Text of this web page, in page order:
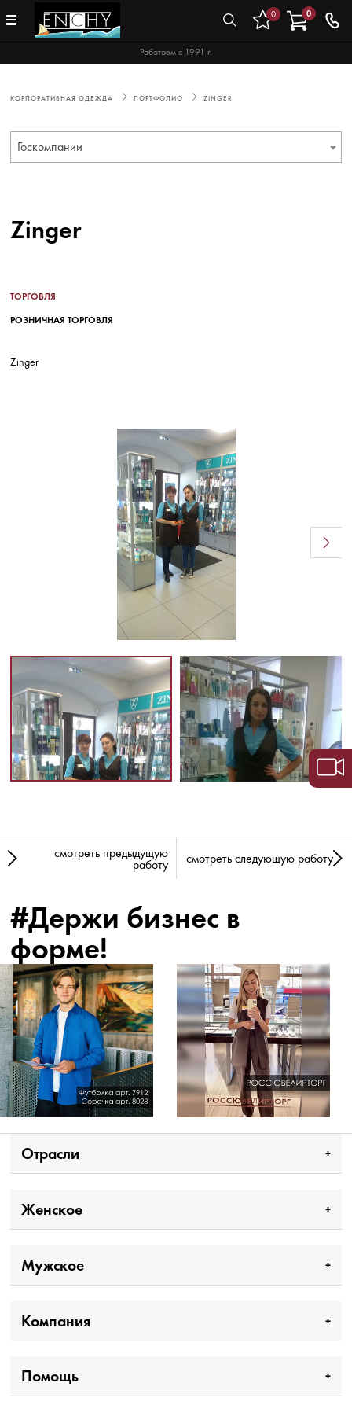
Работаем с 1991 г.
0 0
КОРПОРАТИВНАЯ ОДЕЖДА ПОРТФОЛИО ZINGER
Госкомпании
Zinger
ТОРГОВЛЯ
РОЗНИЧНАЯ ТОРГОВЛЯ
Zinger
смотреть предыдущую
работу смотреть следующую работу
#Держи бизнес в
форме!
Отрасли
Женское
Мужское
Компания
Помощь